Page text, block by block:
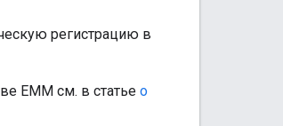
регистрацию в
EMM см. в статье о